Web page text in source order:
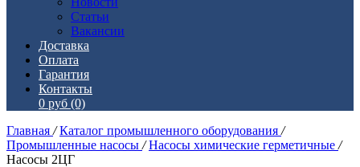
Статьи
Вакансии
Доставка
Оплата
Гарантия
Контакты
0 руб (0)
Главная / Каталог промышленного оборудования /
Промышленные насосы / Насосы химические герметичные /
Насосы 2ЦГ